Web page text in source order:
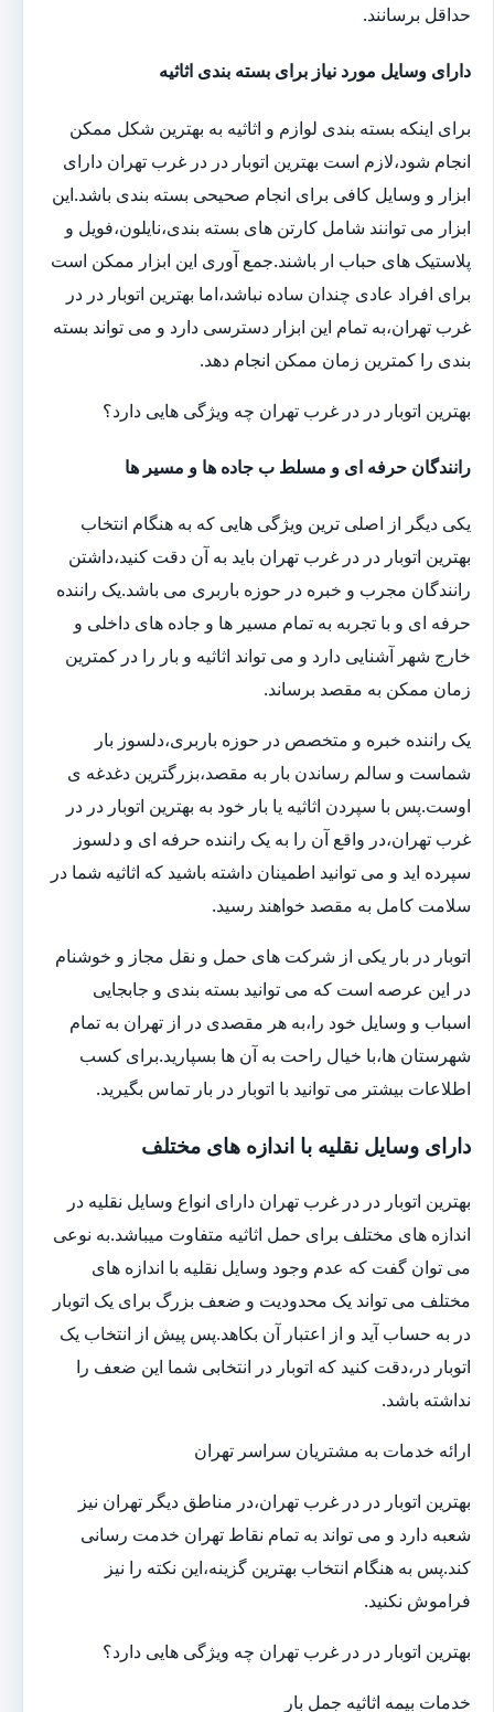
حداقل برسانند.
دارای وسایل مورد نیاز برای بسته بندی اثاثیه
برای اینکه بسته بندی لوازم و اثاثیه به بهترین شکل ممکن
انجام شود،لازم است بهترین اتوبار در در غرب تهران دارای
ابزار و وسایل کافی برای انجام صحیحی بسته بندی باشد.این
ابزار می توانند شامل کارتن های بسته بندی،نایلون،فویل و
پلاستیک های حباب ار باشند.جمع آوری این ابزار ممکن است
برای افراد عادی چندان ساده نباشد،اما بهترین اتوبار در در
غرب تهران،به تمام این ابزار دسترسی دارد و می تواند بسته
بندی را کمترین زمان ممکن انجام دهد.
بهترین اتوبار در در غرب تهران چه ویژگی هایی دارد؟
رانندگان حرفه ای و مسلط ب جاده ها و مسیر ها
یکی دیگر از اصلی ترین ویژگی هایی که به هنگام انتخاب
بهترین اتوبار در در غرب تهران باید به آن دقت کنید،داشتن
رانندگان مجرب و خبره در حوزه باربری می باشد.یک راننده
حرفه ای و با تجربه به تمام مسیر ها و جاده های داخلی و
خارج شهر آشنایی دارد و می تواند اثاثیه و بار را در کمترین
زمان ممکن به مقصد برساند.
یک راننده خبره و متخصص در حوزه باربری،دلسوز بار
شماست و سالم رساندن بار به مقصد،بزرگترین دغدغه ی
اوست.پس با سپردن اثاثیه یا بار خود به بهترین اتوبار در در
غرب تهران،در واقع آن را به یک راننده حرفه ای و دلسوز
سپرده اید و می توانید اطمینان داشته باشید که اثاثیه شما در
سلامت کامل به مقصد خواهند رسید.
اتوبار در بار یکی از شرکت های حمل و نقل مجاز و خوشنام
در این عرصه است که می توانید بسته بندی و جابجایی
اسباب و وسایل خود را،به هر مقصدی در از تهران به تمام
شهرستان ها،با خیال راحت به آن ها بسپارید.برای کسب
اطلاعات بیشتر می توانید با اتوبار در بار تماس بگیرید.
دارای وسایل نقلیه با اندازه های مختلف
بهترین اتوبار در در غرب تهران دارای انواع وسایل نقلیه در
اندازه های مختلف برای حمل اثاثیه متفاوت می‎باشد.به نوعی
می توان گفت که عدم وجود وسایل نقلیه با اندازه های
مختلف می تواند یک محدودیت و ضعف بزرگ برای یک اتوبار
در به حساب آید و از اعتبار آن بکاهد.پس پیش از انتخاب یک
اتوبار در،دقت کنید که اتوبار در انتخابی شما این ضعف را
نداشته باشد.
ارائه خدمات به مشتریان سراسر تهران
بهترین اتوبار در در غرب تهران،در مناطق دیگر تهران نیز
شعبه دارد و می تواند به تمام نقاط تهران خدمت رسانی
کند.پس به هنگام انتخاب بهترین گزینه،این نکته را نیز
فراموش نکنید.
بهترین اتوبار در در غرب تهران چه ویژگی هایی دارد؟
خدمات بیمه اثاثیه جمل بار